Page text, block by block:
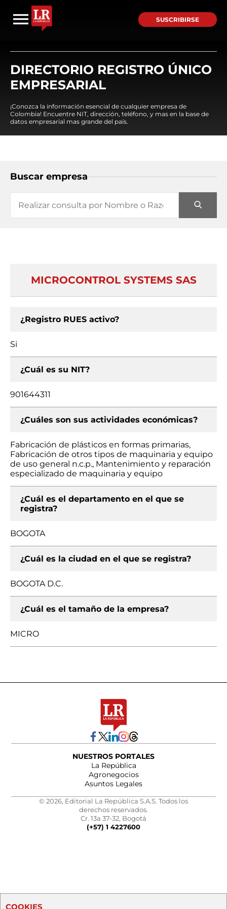
SUSCRIBIRSE
DIRECTORIO REGISTRO ÚNICO
EMPRESARIAL
¡Conozca la información esencial de cualquier empresa de
Colombia! Encuentre NIT, dirección, teléfono, y mas en la base de
datos empresarial mas grande del país.
Buscar empresa
MICROCONTROL SYSTEMS SAS
¿Registro RUES activo?
Si
¿Cuál es su NIT?
901644311
¿Cuáles son sus actividades económicas?
Fabricación de plásticos en formas primarias,
Fabricación de otros tipos de maquinaria y equipo
de uso general n.c.p., Mantenimiento y reparación
especializado de maquinaria y equipo
¿Cuál es el departamento en el que se
registra?
BOGOTA
¿Cuál es la ciudad en el que se registra?
BOGOTA D.C.
¿Cuál es el tamaño de la empresa?
MICRO
NUESTROS PORTALES
La República
Agronegocios
Asuntos Legales
© 2026, Editorial La República S.A.S. Todos los
derechos reservados.
Cr. 13a 37-32, Bogotá
(+57) 1 4227600
COOKIES